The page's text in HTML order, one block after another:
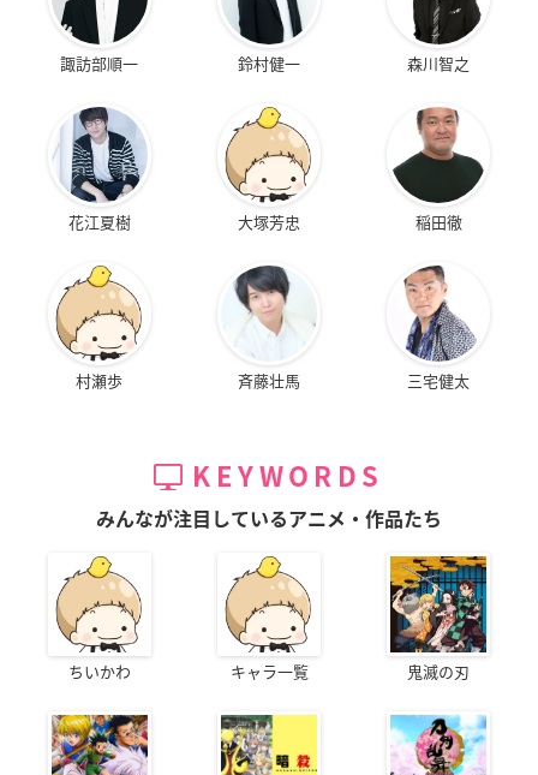
諏訪部順一 鈴村健一 森川智之
花江夏樹 大塚芳忠 稲田徹
村瀬歩 斉藤壮馬 三宅健太
KEYWORDS
みんなが注目しているアニメ・作品たち
ちいかわ キャラ一覧 鬼滅の刃